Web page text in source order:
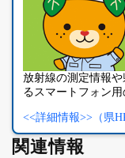
放射線の測定情報
るスマートフォン用
<<詳細情報>>（県
関連情報